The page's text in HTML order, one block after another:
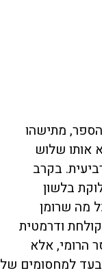
מתישהו
אותו שלוש
בקרב
בלשון
מה שרומן
ודרמטית
הרומי, אלא
למחסומים של